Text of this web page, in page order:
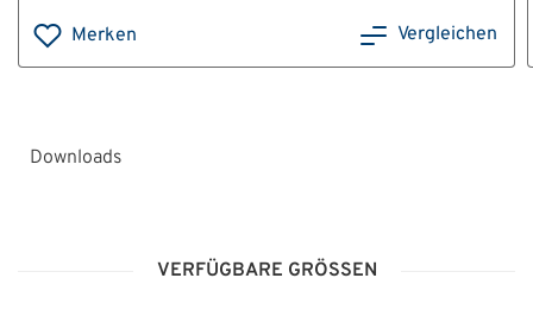
Merken Vergleichen
Downloads
VERFÜGBARE GRÖSSEN